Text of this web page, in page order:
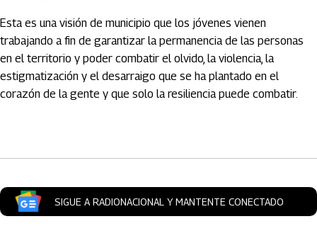
Esta es una visión de municipio que los jóvenes vienen
trabajando a fin de garantizar la permanencia de las personas
en el territorio y poder combatir el olvido, la violencia, la
estigmatización y el desarraigo que se ha plantado en el
corazón de la gente y que solo la resiliencia puede combatir.
SIGUE A RADIONACIONAL Y MANTENTE CONECTADO